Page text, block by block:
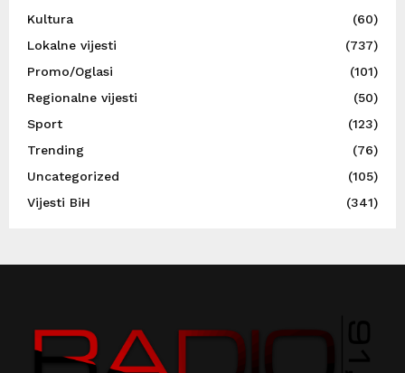
Kultura
(60)
Lokalne vijesti
(737)
Promo/Oglasi
(101)
Regionalne vijesti
(50)
Sport
(123)
Trending
(76)
Uncategorized
(105)
Vijesti BiH
(341)